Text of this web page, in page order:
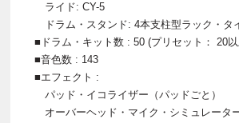
ライド: CY-5
ドラム・スタンド: 4本支柱型ラック・タ
■ドラム・キット数 : 50 (プリセット： 20以
■音色数 : 143
■エフェクト :
パッド・イコライザー（パッドごと）
オーバーヘッド・マイク・シミュレータ